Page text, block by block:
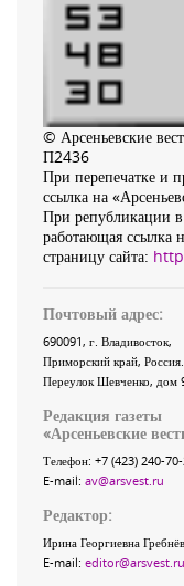
© Арсеньевские
П2436
При перепечатке и
ссылка на
При републикации в
работающая ссылка
страницу сайта:
Почтовый адрес:
690091, г. Владивосток,
Приморский край, Россия
Переулок Шевченко, дом
Редакция газеты
«Арсеньевские
Телефон: +7 (423) 240-70-
E-mail: av@arsvest.ru
Редактор:
Ирина Георгиевна
E-mail: editor@arsvest.ru